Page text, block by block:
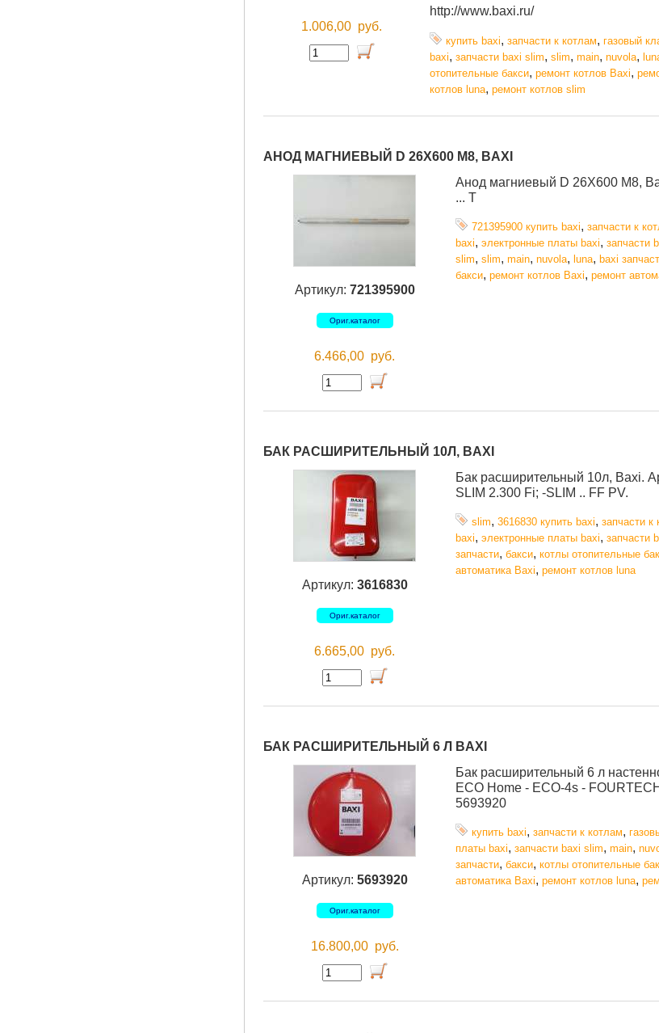
1.006,00 руб.
http://www.baxi.ru/
купить baxi, запчасти к котлам, газовый
baxi, запчасти baxi slim, slim, main, nuvola,
отопительные бакси, ремонт котлов Baxi,
котлов luna, ремонт котлов slim
АНОД МАГНИЕВЫЙ D 26X600 M8, BAXI
Артикул: 721395900
Ориг.каталог
6.466,00 руб.
Анод магниевый D 26X600 M8,
... T
721395900 купить baxi, запчасти к
baxi, электронные платы baxi, запчасти
slim, slim, main, nuvola, luna, baxi
бакси, ремонт котлов Baxi, ремонт
БАК РАСШИРИТЕЛЬНЫЙ 10Л, BAXI
Артикул: 3616830
Ориг.каталог
6.665,00 руб.
Бак расширительный 10л, Baxi.
SLIM 2.300 Fi; -SLIM .. FF PV.
slim, 3616830 купить baxi, запчасти к
baxi, электронные платы baxi, запчасти
запчасти, бакси, котлы отопительные
автоматика Baxi, ремонт котлов luna
БАК РАСШИРИТЕЛЬНЫЙ 6 Л BAXI
Артикул: 5693920
Ориг.каталог
16.800,00 руб.
Бак расширительный 6 л
ECO Home - ECO-4s -
5693920
купить baxi, запчасти к котлам,
платы baxi, запчасти baxi slim, main,
запчасти, бакси, котлы отопительные
автоматика Baxi, ремонт котлов luna,